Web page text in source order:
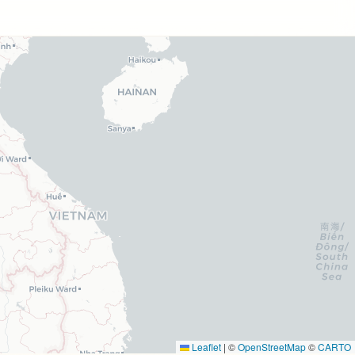
Leaflet | ©OpenStreetMap©CARTO